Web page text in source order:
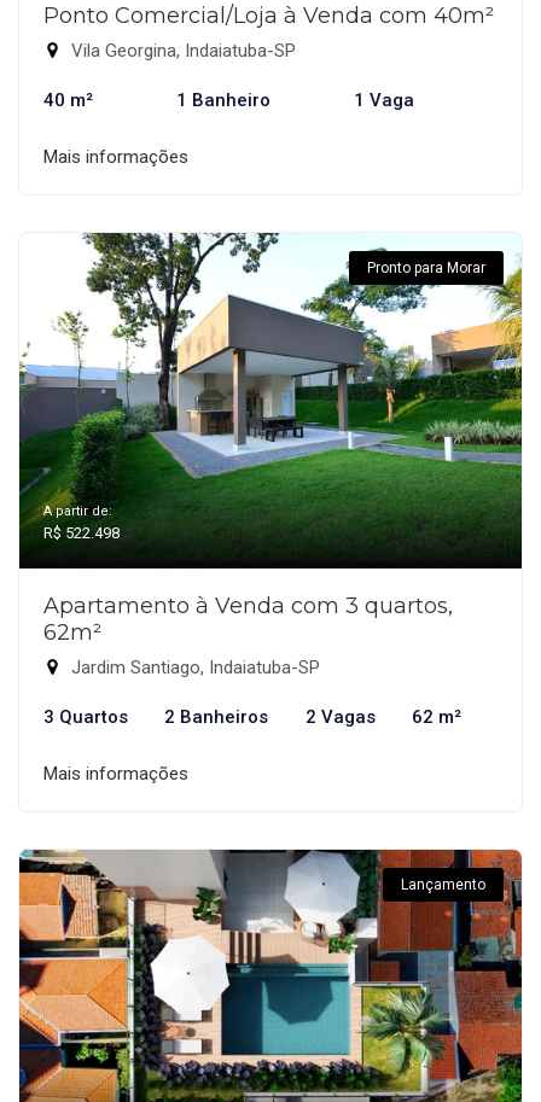
Ponto Comercial/Loja à Venda com 40m²
Vila Georgina, Indaiatuba-SP
40 m² 1 Banheiro 1 Vaga
Mais informações
Pronto para Morar
A partir de:
R$ 522.498
Apartamento à Venda com 3 quartos,
62m²
Jardim Santiago, Indaiatuba-SP
3 Quartos 2 Banheiros 2 Vagas 62 m²
Mais informações
Lançamento